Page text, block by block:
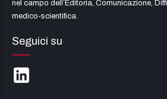
nel campo dell’Editoria, Comunicazione,
medico-scientifica.
Seguici su